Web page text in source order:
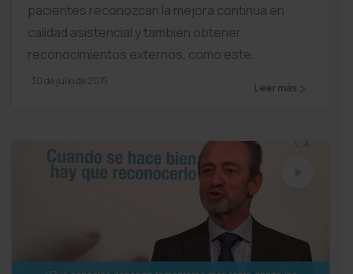
pacientes reconozcan la mejora continua en
calidad asistencial y también obtener
reconocimientos externos, como este.
30 de julio de 2015
Leer más